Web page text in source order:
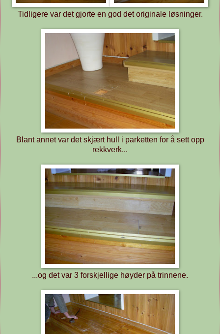
Tidligere var det gjorte en god det originale løsninger.
Blant annet var det skjært hull i parketten for å sett opp
rekkverk...
...og det var 3 forskjellige høyder på trinnene.